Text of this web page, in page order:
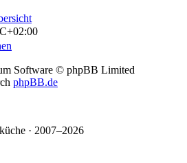
Software © phpBB Limited
phpBB.de
· 2007–2026